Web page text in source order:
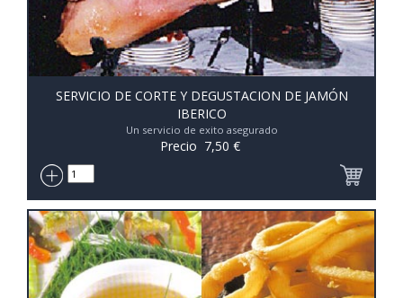
SERVICIO DE CORTE Y DEGUSTACION DE JAMÓN
IBERICO
Un servicio de exito asegurado
Precio 7,50 €